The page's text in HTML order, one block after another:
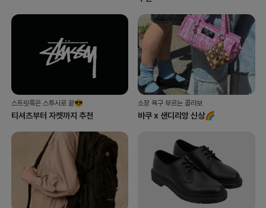
스트릿룩은 스투시로 끝😎
티셔츠부터 자켓까지 추천
소장 욕구 부르는 콜라보
바쿠 x 샌디리앙 신상🌈